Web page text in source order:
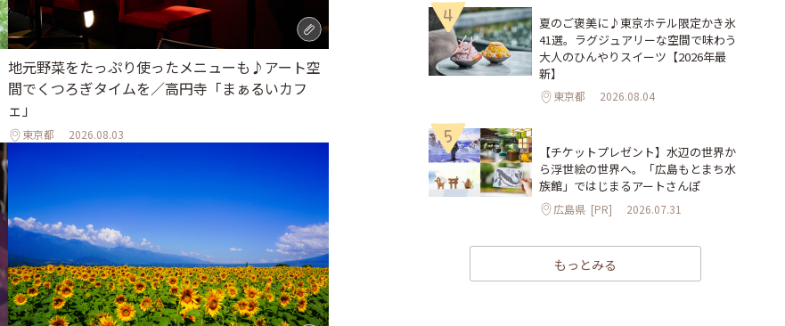
地元野菜をたっぷり使ったメニューも♪アート空
間でくつろぎタイムを／高円寺「まぁるいカフ
ェ」
東京都 2026.08.03
4
夏のご褒美に♪東京ホテル限定かき氷
41選。ラグジュアリーな空間で味わう
大人のひんやりスイーツ【2026年最
新】
東京都 2026.08.04
5
【チケットプレゼント】水辺の世界か
ら浮世絵の世界へ。「広島もとまち水
族館」ではじまるアートさんぽ
広島県 [PR] 2026.07.31
もっとみる